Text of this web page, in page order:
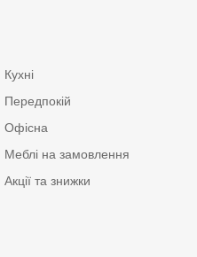
Кухні
Передпокій
Офісна
Меблі на замовлення
Акції та знижки